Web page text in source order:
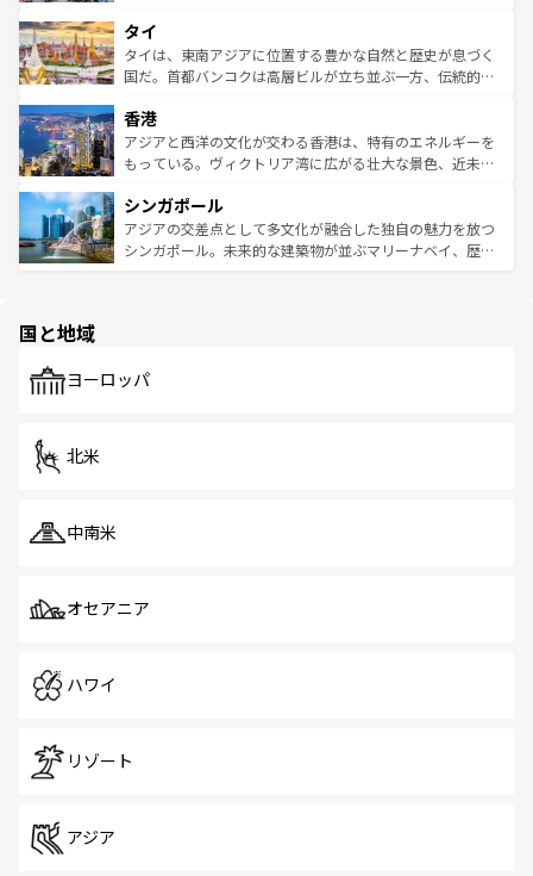
リティに包まれながら、韓国の多彩な魅力を心ゆくまで味
わってみてほしい。 なお、新着の韓国情報はコンテンツ一
覧を参照してほしい。
急速な発展と共に伝統が息づく。ハノイの古い町並みやホ
ーチミン市のフランス統治時代の建物も、独特の雰囲気を
醸し出している。また、バラエティの豊かさとおいしさで
とつ。フォーやバインミー、ベトナムコーヒーなどは、ぜ
ひ現地で味わいたい。どの地域を訪れてもあたたかい人々
が旅行者を迎えてくれるので、きっと忘れられない旅にな
参照してほしい。
タイ
タイは、東南アジアに位置する豊かな自然と歴史が息づく
国だ。首都バンコクは高層ビルが立ち並ぶ一方、伝統的な
の活気が交差している。北部ではチェンマイなどの山岳地
帯で自然と触れ合い、南部ではプーケットやクラビの美し
いビーチでリゾート気分を楽しむことができる。タイ料理
激する。気候は一年中温暖で、どの季節にも異なる楽しみ
が待っている。親しみやすいタイの人々、仏教を中心とし
た文化、そして多様な観光資源が、訪れる旅人を魅了し続
香港
アジアと西洋の文化が交わる香港は、特有のエネルギーを
もっている。ヴィクトリア湾に広がる壮大な景色、近未来
み、どこを訪れても感動するはず。観光スポットが密集し
ており、効率よく見どころを回れるのも魅力。息をのむよ
うな絶景から文化的な体験まで、香港を存分に楽しみ尽く
シンガポール
アジアの交差点として多文化が融合した独自の魅力を放つ
シンガポール。未来的な建築物が並ぶマリーナベイ、歴史
で、ホーカーズは地元の風情を楽しめる外せないスポット
国と地域
ヨーロッパ
北米
中南米
オセアニア
ハワイ
リゾート
アジア